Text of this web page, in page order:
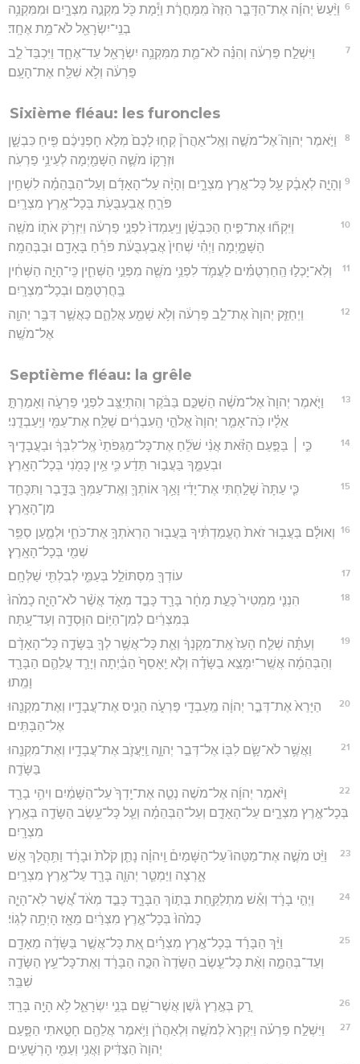
6 וַיַּ֨עַשׂ יְהוָ֜ה אֶת־הַדָּבָ֤ר הַזֶּה֙ מִֽמָּחֳרָ֔ת וַיָּ֕מָת כֹּ֖ל מִקְנֵ֣ה מִצְרָ֑יִם וּמִמִּקְנֵ֥ה
בְנֵֽי־יִשְׂרָאֵ֖ל לֹא־מֵ֥ת אֶחָֽד׃
7
וַיִּשְׁלַ֣ח פַּרְעֹ֔ה וְהִנֵּ֗ה לֹא־מֵ֛ת מִמִּקְנֵ֥ה יִשְׂרָאֵ֖ל עַד־אֶחָ֑ד וַיִּכְבַּד֙ לֵ֣ב
פַּרְעֹ֔ה וְלֹ֥א שִׁלַּ֖ח אֶת־הָעָֽם׃
Sixième fléau: les furoncles
8
וַיֹּ֣אמֶר יְהוָה֮ אֶל־מֹשֶׁ֣ה וְאֶֽל־אַהֲרֹן֒ קְח֤וּ לָכֶם֙ מְלֹ֣א חָפְנֵיכֶ֔ם פִּ֖יחַ כִּבְשָׁ֑ן
וּזְרָק֥וֹ מֹשֶׁ֛ה הַשָּׁמַ֖יְמָה לְעֵינֵ֥י פַרְעֹֽה׃
9 וְהָיָ֣ה לְאָבָ֔ק עַ֖ל כָּל־אֶ֣רֶץ מִצְרָ֑יִם וְהָיָ֨ה עַל־הָאָדָ֜ם וְעַל־הַבְּהֵמָ֗ה לִשְׁחִ֥ין
פֹּרֵ֛חַ אֲבַעְבֻּעֹ֖ת בְּכָל־אֶ֥רֶץ מִצְרָֽיִם׃
10
וַיִּקְח֞וּ אֶת־פִּ֣יחַ הַכִּבְשָׁ֗ן וַיַּֽעַמְדוּ֙ לִפְנֵ֣י פַרְעֹ֔ה וַיִּזְרֹ֥ק אֹת֛וֹ מֹשֶׁ֖ה
הַשָּׁמָ֑יְמָה וַיְהִ֗י שְׁחִין֙ אֲבַעְבֻּעֹ֔ת פֹּרֵ֕חַ בָּאָדָ֖ם וּבַבְּהֵמָֽה׃
11
וְלֹֽא־יָכְל֣וּ הַֽחַרְטֻמִּ֗ים לַעֲמֹ֛ד לִפְנֵ֥י מֹשֶׁ֖ה מִפְּנֵ֣י הַשְּׁחִ֑ין כִּֽי־הָיָ֣ה הַשְּׁחִ֔ין
בַּֽחֲרְטֻמִּ֖ם וּבְכָל־מִצְרָֽיִם׃
12
וַיְחַזֵּ֤ק יְהוָה֙ אֶת־לֵ֣ב פַּרְעֹ֔ה וְלֹ֥א שָׁמַ֖ע אֲלֵהֶ֑ם כַּאֲשֶׁ֛ר דִּבֶּ֥ר יְהוָ֖ה
אֶל־מֹשֶֽׁה׃
Septième fléau: la grêle
13
וַיֹּ֤אמֶר יְהוָה֙ אֶל־מֹשֶׁ֔ה הַשְׁכֵּ֣ם בַּבֹּ֔קֶר וְהִתְיַצֵּ֖ב לִפְנֵ֣י פַרְעֹ֑ה וְאָמַרְתָּ֣
אֵלָ֗יו כֹּֽה־אָמַ֤ר יְהוָה֙ אֱלֹהֵ֣י הָֽעִבְרִ֔ים שַׁלַּ֥ח אֶת־עַמִּ֖י וְיַֽעַבְדֻֽנִי׃
14
כִּ֣י ׀ בַּפַּ֣עַם הַזֹּ֗את אֲנִ֨י שֹׁלֵ֜חַ אֶת־כָּל־מַגֵּפֹתַי֙ אֶֽל־לִבְּךָ֔ וּבַעֲבָדֶ֖יךָ
וּבְעַמֶּ֑ךָ בַּעֲב֣וּר תֵּדַ֔ע כִּ֛י אֵ֥ין כָּמֹ֖נִי בְּכָל־הָאָֽרֶץ׃
15
כִּ֤י עַתָּה֙ שָׁלַ֣חְתִּי אֶת־יָדִ֔י וָאַ֥ךְ אוֹתְךָ֛ וְאֶֽת־עַמְּךָ֖ בַּדָּ֑בֶר וַתִּכָּחֵ֖ד
מִן־הָאָֽרֶץ׃
16
וְאוּלָ֗ם בַּעֲב֥וּר זֹאת֙ הֶעֱמַדְתִּ֔יךָ בַּעֲב֖וּר הַרְאֹתְךָ֣ אֶת־כֹּחִ֑י וּלְמַ֛עַן סַפֵּ֥ר
שְׁמִ֖י בְּכָל־הָאָֽרֶץ׃
17 עוֹדְךָ֖ מִסְתּוֹלֵ֣ל בְּעַמִּ֑י לְבִלְתִּ֖י שַׁלְּחָֽם׃
18
הִנְנִ֤י מַמְטִיר֙ כָּעֵ֣ת מָחָ֔ר בָּרָ֖ד כָּבֵ֣ד מְאֹ֑ד אֲשֶׁ֨ר לֹא־הָיָ֤ה כָמֹ֙הוּ֙
בְּמִצְרַ֔יִם לְמִן־הַיּ֥וֹם הִוָּסְדָ֖ה וְעַד־עָֽתָּה׃
19
וְעַתָּ֗ה שְׁלַ֤ח הָעֵז֙ אֶֽת־מִקְנְךָ֔ וְאֵ֛ת כָּל־אֲשֶׁ֥ר לְךָ֖ בַּשָּׂדֶ֑ה כָּל־הָאָדָ֨ם
וְהַבְּהֵמָ֜ה אֲשֶֽׁר־יִמָּצֵ֣א בַשָּׂדֶ֗ה וְלֹ֤א יֵֽאָסֵף֙ הַבַּ֔יְתָה וְיָרַ֧ד עֲלֵהֶ֛ם הַבָּרָ֖ד
וָמֵֽתוּ׃
20
הַיָּרֵא֙ אֶת־דְּבַ֣ר יְהוָ֔ה מֵֽעַבְדֵ֖י פַּרְעֹ֑ה הֵנִ֛יס אֶת־עֲבָדָ֥יו וְאֶת־מִקְנֵ֖הוּ
אֶל־הַבָּתִּֽים׃
21
וַאֲשֶׁ֥ר לֹא־שָׂ֛ם לִבּ֖וֹ אֶל־דְּבַ֣ר יְהוָ֑ה וַֽיַּעֲזֹ֛ב אֶת־עֲבָדָ֥יו וְאֶת־מִקְנֵ֖הוּ
בַּשָּׂדֶֽה׃
22
וַיֹּ֨אמֶר יְהוָ֜ה אֶל־מֹשֶׁה נְטֵ֤ה אֶת־יָֽדְךָ֙ עַל־הַשָּׁמַ֔יִם וִיהִ֥י בָרָ֖ד
בְּכָל־אֶ֣רֶץ מִצְרָ֑יִם עַל־הָאָדָ֣ם וְעַל־הַבְּהֵמָ֗ה וְעַ֛ל כָּל־עֵ֥שֶׂב הַשָּׂדֶ֖ה בְּאֶ֥רֶץ
מִצְרָֽיִם׃
23
וַיֵּ֨ט מֹשֶׁ֣ה אֶת־מַטֵּהוּ֮ עַל־הַשָּׁמַיִם֒ וַֽיהוָ֗ה נָתַ֤ן קֹלֹת֙ וּבָרָ֔ד וַתִּ֥הֲלַךְ אֵ֖שׁ
אָ֑רְצָה וַיַּמְטֵ֧ר יְהוָ֛ה בָּרָ֖ד עַל־אֶ֥רֶץ מִצְרָֽיִם׃
24
וַיְהִ֣י בָרָ֔ד וְאֵ֕שׁ מִתְלַקַּ֖חַת בְּת֣וֹךְ הַבָּרָ֑ד כָּבֵ֣ד מְאֹ֔ד אֲ֠שֶׁר לֹֽא־הָיָ֤ה
כָמֹ֙הוּ֙ בְּכָל־אֶ֣רֶץ מִצְרַ֔יִם מֵאָ֖ז הָיְתָ֥ה לְגֽוֹי׃
25
וַיַּ֨ךְ הַבָּרָ֜ד בְּכָל־אֶ֣רֶץ מִצְרַ֗יִם אֵ֚ת כָּל־אֲשֶׁ֣ר בַּשָּׂדֶ֔ה מֵאָדָ֖ם
וְעַד־בְּהֵמָ֑ה וְאֵ֨ת כָּל־עֵ֤שֶׂב הַשָּׂדֶה֙ הִכָּ֣ה הַבָּרָ֔ד וְאֶת־כָּל־עֵ֥ץ הַשָּׂדֶ֖ה
שִׁבֵּֽר׃
26 רַ֚ק בְּאֶ֣רֶץ גֹּ֔שֶׁן אֲשֶׁר־שָׁ֖ם בְּנֵ֣י יִשְׂרָאֵ֑ל לֹ֥א הָיָ֖ה בָּרָֽד׃
27
וַיִּשְׁלַ֣ח פַּרְעֹ֗ה וַיִּקְרָא֙ לְמֹשֶׁ֣ה וּֽלְאַהֲרֹ֔ן וַיֹּ֥אמֶר אֲלֵהֶ֖ם חָטָ֣אתִי הַפָּ֑עַם
יְהוָה֙ הַצַּדִּ֔יק וַאֲנִ֥י וְעַמִּ֖י הָרְשָׁעִֽים׃